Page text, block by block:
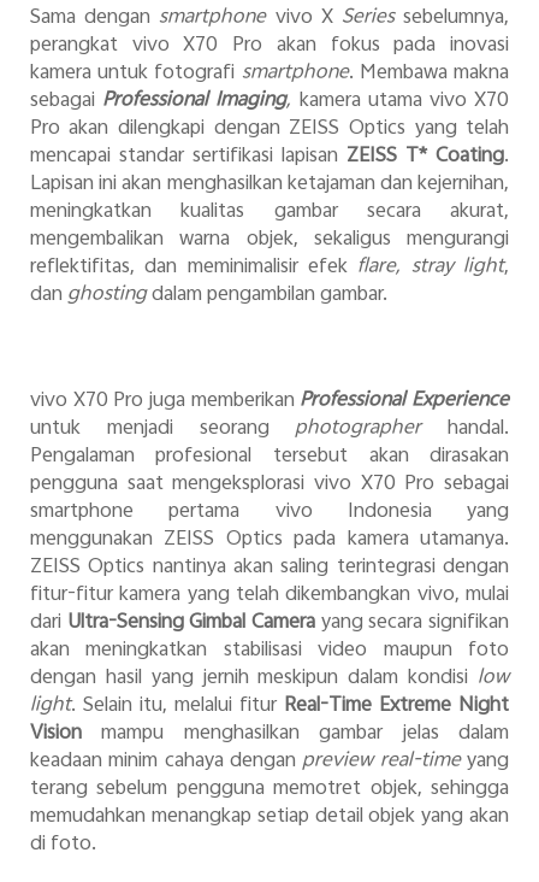
Sama dengan smartphonevivo X Seriessebelumnya,
perangkat vivo X70 Pro akan fokus pada inovasi
kamera untuk fotografi smartphone. Membawa makna
sebagai Professional Imaging, kamera utama vivo X70
Pro akan dilengkapi dengan ZEISS Optics yang telah
mencapai standar sertifikasi lapisan ZEISS T* Coating.
Lapisan ini akan menghasilkanketajaman dan kejernihan,
meningkatkan kualitas gambar secara akurat,
mengembalikan warna objek, sekaligus mengurangi
reflektifitas, dan meminimalisir efek flare, stray light,
danghostingdalam pengambilan gambar.
vivo X70 Pro juga memberikan Professional Experience
untuk menjadi seorang photographerhandal.
Pengalaman profesional tersebut akan dirasakan
pengguna saat mengeksplorasi vivo X70 Pro sebagai
smartphone pertama vivo Indonesia yang
menggunakan ZEISS Optics pada kamera utamanya.
ZEISS Optics nantinya akan saling terintegrasi dengan
fitur-fitur kamera yang telah dikembangkan vivo, mulai
dari Ultra-Sensing Gimbal Camerayang secara signifikan
akan meningkatkan stabilisasi video maupun foto
dengan hasil yang jernih meskipun dalam kondisi low
light. Selain itu, melalui fitur Real-Time Extreme Night
Visionmampu menghasilkan gambar jelas dalam
keadaan minim cahaya denganpreview real-timeyang
terang sebelum pengguna memotret objek, sehingga
memudahkan menangkap setiap detail objek yang akan
di foto.